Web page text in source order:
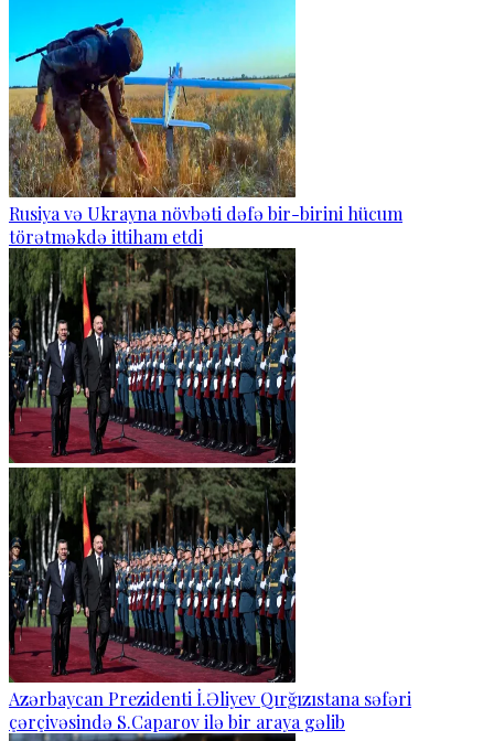
Rusiya və Ukrayna növbəti dəfə bir-birini hücum
törətməkdə ittiham etdi
Azərbaycan Prezidenti İ.Əliyev Qırğızıstana səfəri
çərçivəsində S.Caparov ilə bir araya gəlib